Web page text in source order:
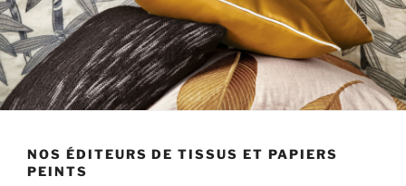
NOS ÉDITEURS DE TISSUS ET PAPIERS
PEINTS